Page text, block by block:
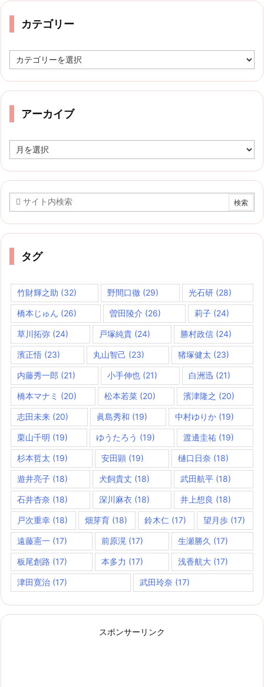
カテゴリー
テ
リ
アーカイブ
ー
イ
タグ
竹財輝之助 (32) 野間口徹(29) 光石研 (28)
橋本じゅん (26) 曽田陵介 (26) 莉子(24)
草川拓弥 (24) 戸塚純貴(24) 勝村政信 (24)
濱正悟 (23) 丸山智己 (23) 猪塚健太 (23)
内藤秀一郎 (21) 小手伸也(21) 白洲迅 (21)
橋本マナミ (20) 松本若菜 (20) 濱津隆之 (20)
志田未来 (20) 眞島秀和 (19) 中村ゆりか (19)
栗山千明 (19) ゆうたろう (19) 渡邊圭祐 (19)
杉本哲太 (19) 安田顕 (19) 樋口日奈 (18)
遊井亮子 (18) 犬飼貴丈 (18) 武田航平 (18)
石井杏奈 (18) 深川麻衣 (18) 井上想良 (18)
戸次重幸 (18) 畑芽育 (18) 鈴木仁 (17) 望月歩 (17)
遠藤憲一 (17) 前原滉 (17) 生瀬勝久 (17)
板尾創路 (17) 本多力 (17) 浅香航大(17)
津田寛治 (17) 武田玲奈 (17)
スポンサーリンク